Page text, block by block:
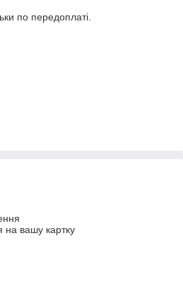
по передоплаті.
на вашу картку